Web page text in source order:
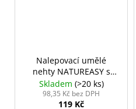
Nalepovací umělé
nehty NATUREASY s
lepidlem č. 03
Skladem (>20 ks)
98,35 Kč bez DPH
119 Kč